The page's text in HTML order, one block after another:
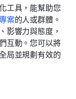
工具，能幫助您
案的人或群體。
影響力與態度，
互動。您可以將
局並規劃有效的